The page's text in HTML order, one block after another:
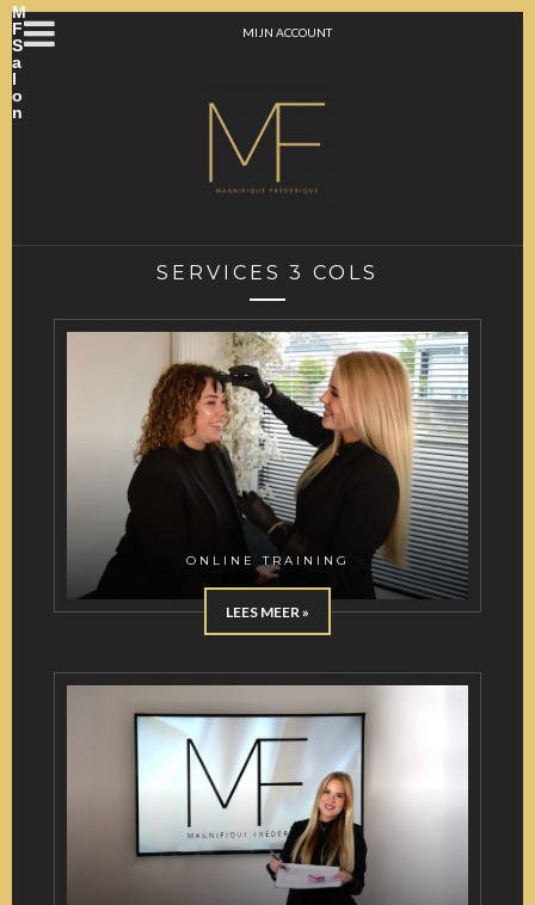
M
F
S
a
l
o
n
MIJN ACCOUNT
SERVICES 3 COLS
ONLINE TRAINING
LEES MEER »